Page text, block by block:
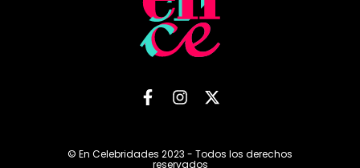
© En Celebridades 2023 - Todos los derechos
reservados